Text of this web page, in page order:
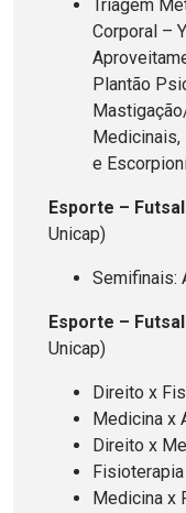
Triagem
Corporal –
Plantão
e
Esporte –
Unicap)
Semifinais:
Esporte –
Unicap)
Direito x
Medicina x
Direito x
Medicina x